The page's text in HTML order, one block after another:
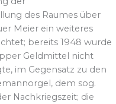
des Raumes über
Meier ein weiteres
bereits 1948 wurde
Geldmittel nicht
im Gegensatz zu den
dem sog.
Nachkriegszeit; die